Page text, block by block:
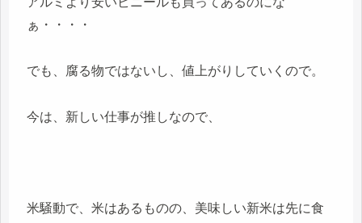
ぁ・・・・
でも、腐る物ではないし、値上がりしていくので。
今は、新しい仕事が推しなので、
米騒動で、米はあるものの、美味しい新米は先に食